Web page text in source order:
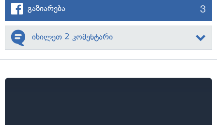
გაზიარება 3
იხილეთ 2 კომენტარი